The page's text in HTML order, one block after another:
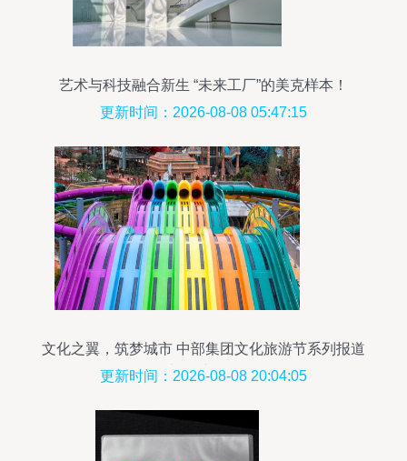
艺术与科技融合新生 “未来工厂”的美克样本！
更新时间：2026-08-08 05:47:15
文化之翼，筑梦城市 中部集团文化旅游节系列报道
之一·产品篇
更新时间：2026-08-08 20:04:05